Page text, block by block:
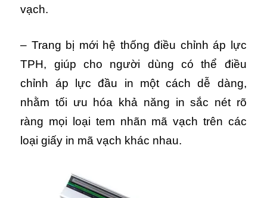
vạch.
– Trang bị mới hệ thống điều chỉnh áp lực
TPH, giúp cho người dùng có thể điều
chỉnh áp lực đầu in một cách dễ dàng,
nhằm tối ưu hóa khả năng in sắc nét rõ
ràng mọi loại tem nhãn mã vạch trên các
loại giấy in mã vạch khác nhau.